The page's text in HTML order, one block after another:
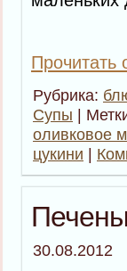
Прочитать
Рубрика:
Супы |
оливковое
цукини |
30.08.2012